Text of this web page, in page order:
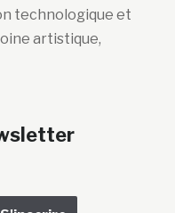
technologique et
artistique,